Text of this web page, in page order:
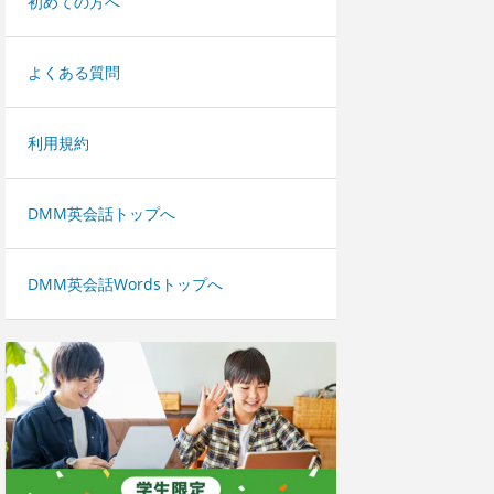
よくある質問
利用規約
DMM英会話トップへ
DMM英会話Wordsトップへ